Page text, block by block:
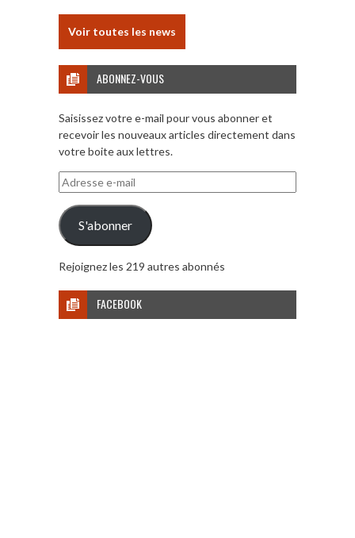
Voir toutes les news
ABONNEZ-VOUS
Saisissez votre e-mail pour vous abonner et
recevoir les nouveaux articles directement dans
votre boite aux lettres.
Adresse
e-
mail
S'abonner
Rejoignez les 219 autres abonnés
FACEBOOK